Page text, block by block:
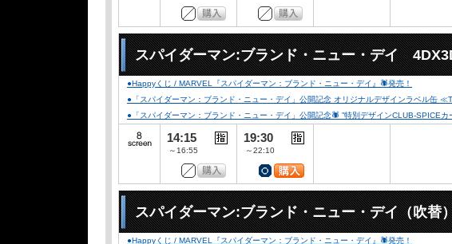
スパイダーマン:ブランド・ニュー・デイ
●Happyくじ / MARVEL『スパイダーマン：ブランド・ニュー・デイ』🕷発売！
●「スパイダーマン：ブランド・ニュー・デイ」公開記念 オリジナルデザインラベル缶
●「スパイダーマン：ブランド・ニュー・デイ」公開記念🕷️ ”特別デザインCLUB-SPICEカ
14:15
～16:55
19:30
～22:10
スパイダーマン:ブランド・ニュー・デイ（吹替
●Happyくじ / MARVEL『スパイダーマン：ブランド・ニュー・デイ』🕷発売！